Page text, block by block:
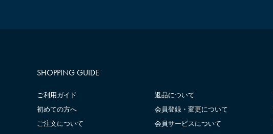
SHOPPING GUIDE
ご利用ガイド
初めての方へ
ご注文について
返品について
会員登録・変更について
会員サービスについて